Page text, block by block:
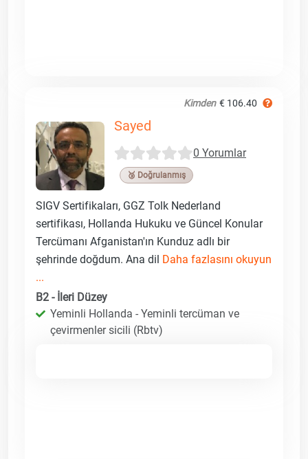
Kimden € 106.40
Sayed
0 Yorumlar
🥉 Doğrulanmış
SIGV Sertifikaları, GGZ Tolk Nederland
sertifikası, Hollanda Hukuku ve Güncel Konular
Tercümanı Afganistan'ın Kunduz adlı bir
şehrinde doğdum. Ana dil Daha fazlasını okuyun
...
B2 - İleri Düzey
Yeminli Hollanda - Yeminli tercüman ve
çevirmenler sicili (Rbtv)